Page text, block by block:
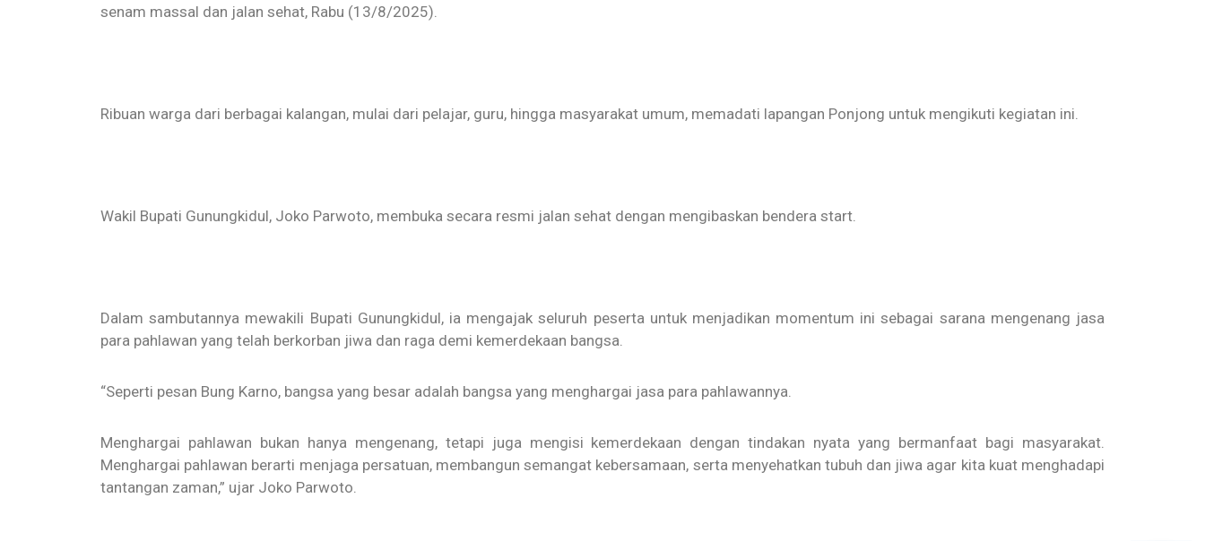
senam massal dan jalan sehat, Rabu (13/8/2025).
Ribuan warga dari berbagai kalangan, mulai dari pelajar, guru, hingga masyarakat umum, memadati lapangan Ponjong untuk mengikuti kegiatan ini.
Wakil Bupati Gunungkidul, Joko Parwoto, membuka secara resmi jalan sehat dengan mengibaskan bendera start.
Dalam sambutannya mewakili Bupati Gunungkidul, ia mengajak seluruh peserta untuk menjadikan momentum ini sebagai sarana mengenang jasa
para pahlawan yang telah berkorban jiwa dan raga demi kemerdekaan bangsa.
“Seperti pesan Bung Karno, bangsa yang besar adalah bangsa yang menghargai jasa para pahlawannya.
Menghargai pahlawan bukan hanya mengenang, tetapi juga mengisi kemerdekaan dengan tindakan nyata yang bermanfaat bagi masyarakat.
Menghargai pahlawan berarti menjaga persatuan, membangun semangat kebersamaan, serta menyehatkan tubuh dan jiwa agar kita kuat menghadapi
tantangan zaman,” ujar Joko Parwoto.